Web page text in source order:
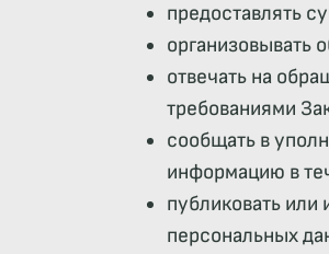
предоставлять
организовывать
отвечать на
требованиями
сообщать в
информацию в
публиковать
персональных